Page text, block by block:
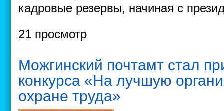
кадровые резервы, начиная с
21 просмотр
Можгинский почтамт стал
конкурса «На лучшую
охране труда»